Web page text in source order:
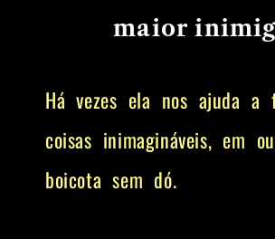
maior
Há vezes ela nos ajuda a
coisas inimagináveis, em
boicota sem dó.